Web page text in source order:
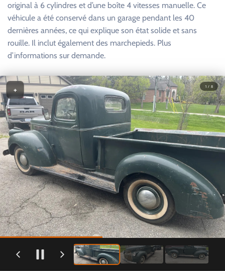
original à 6 cylindres et d’une boîte 4 vitesses manuelle. Ce
véhicule a été conservé dans un garage pendant les 40
dernières années, ce qui explique son état solide et sans
rouille. Il inclut également des marchepieds. Plus
d’informations sur demande.
1 / 8
+